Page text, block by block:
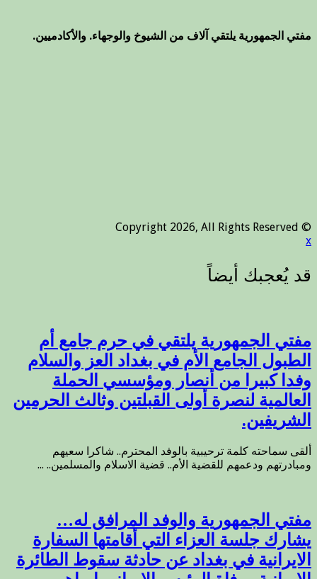
مفتي الجمهورية يلتقي آلاف من الشيوخ والوجهاء. والأكادميين.
© Copyright 2026, All Rights Reserved
x
مفتي الجمهورية يلتقي في حرم جامع أم
الطبول الجامع الأم في بغداد العز والسلام
وفدا كبيرا من أنصار ومؤسسي الحملة
العالمية لنصرة أولى القبلتين وثالث الحرمين
الشريفين.
ألقى سماحته كلمة ترحيبية بالوفد المحترم.. شاكرا سعيهم
ومبادرتهم ودعمهم للقضية الأم.. قضية الاسلام والمسلمين.. ...
مفتي الجمهورية والوفد المرافق له…
يشارك جلسة العزاء التي أقامتها السفارة
الايرانية في بغداد عن حادثة سقوط الطائرة